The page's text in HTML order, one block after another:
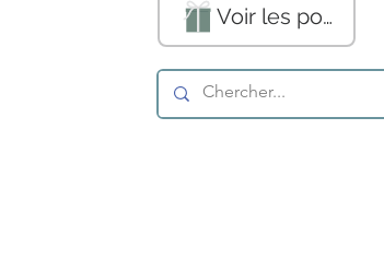
Voir les points